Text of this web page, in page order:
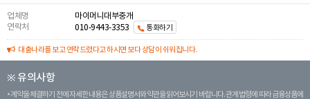
업체명
마이머니대부중개
연락처
010-9443-3353 통화하기
대출나라를 보고 연락드렸다고 하시면 보다 상담이 쉬워집니다.
※ 유의사항
계약을 체결하기 전에 자세한 내용은 상품설명서와 약관을 읽어보시기 바랍니다. 관계 법령에 따라 금융상품에